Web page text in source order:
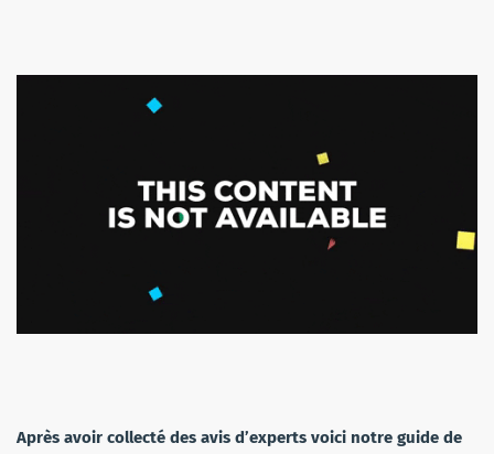
Après avoir collecté des avis d’experts voici notre guide de